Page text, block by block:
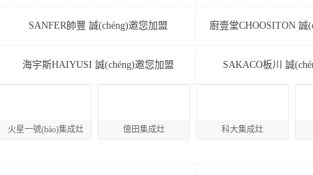
SANFER帥豐 誠(chéng)邀您加盟 廚壹堂CHOOSITON 誠
海宇斯HAIYUSI 誠(chéng)邀您加盟 SAKACO板川 誠
火星一號(hào)集成灶 億田集成灶 科大集成灶